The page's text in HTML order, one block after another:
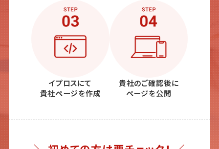
イプロスにて
貴社ページを作成
貴社のご確認後に
ページを公開